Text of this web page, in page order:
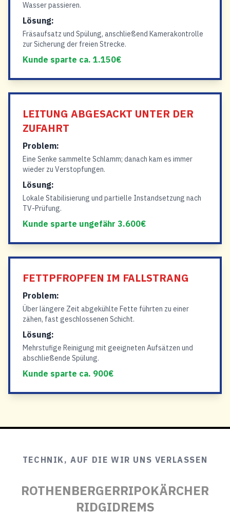
Wasser passieren.
Lösung:
Fräsaufsatz und Spülung, anschließend Kamerakontrolle
zur Sicherung der freien Strecke.
Kunde sparte ca. 1.150€
LEITUNG ABGESACKT UNTER DER
ZUFAHRT
Problem:
Eine Senke sammelte Schlamm; danach kam es immer
wieder zu Verstopfungen.
Lösung:
Lokale Stabilisierung und partielle Instandsetzung nach
TV-Prüfung.
Kunde sparte ungefähr 3.600€
FETTPFROPFEN IM FALLSTRANG
Problem:
Über längere Zeit abgekühlte Fette führten zu einer
zähen, fast geschlossenen Schicht.
Lösung:
Mehrstufige Reinigung mit geeigneten Aufsätzen und
abschließende Spülung.
Kunde sparte ca. 900€
TECHNIK, AUF DIE WIR UNS VERLASSEN
ROTHENBERGERRIPOKÄRCHER
RIDGIDREMS